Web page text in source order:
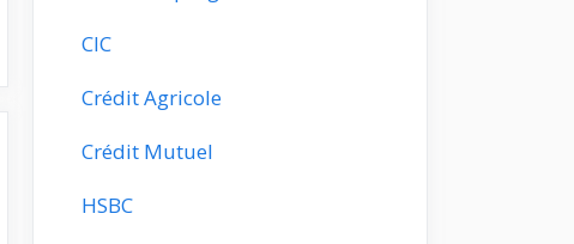
CIC
Crédit Agricole
Crédit Mutuel
HSBC